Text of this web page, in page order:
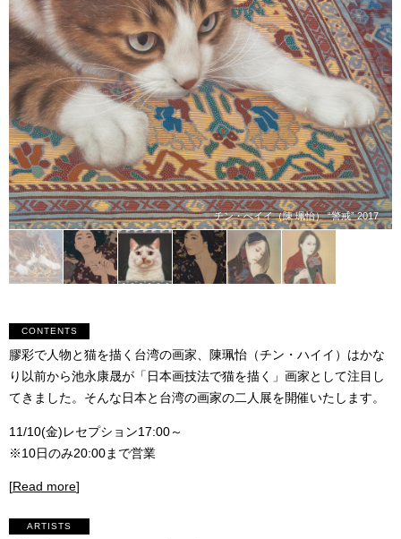
チン・ぺイイ（陳 珮怡） “警戒” 2017
CONTENTS
膠彩で人物と猫を描く台湾の画家、陳珮怡（チン・ハイイ）はかな
り以前から池永康晟が「日本画技法で猫を描く」画家として注目し
てきました。そんな日本と台湾の画家の二人展を開催いたします。
11/10(金)レセプション17:00～
※10日のみ20:00まで営業
[Read more]
ARTISTS